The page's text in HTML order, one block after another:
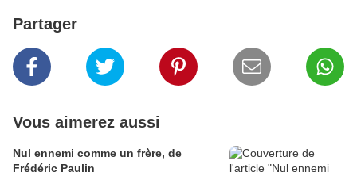
Partager
Vous aimerez aussi
Nul ennemi comme un frère, de
Frédéric Paulin